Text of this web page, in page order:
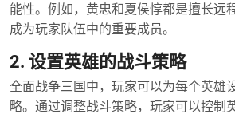
能性。例如，黄忠和夏侯惇都是擅长远
成为玩家队伍中的重要成员。
2. 设置英雄的战斗策略
全面战争三国中，玩家可以为每个英雄
略。通过调整战斗策略，玩家可以控制